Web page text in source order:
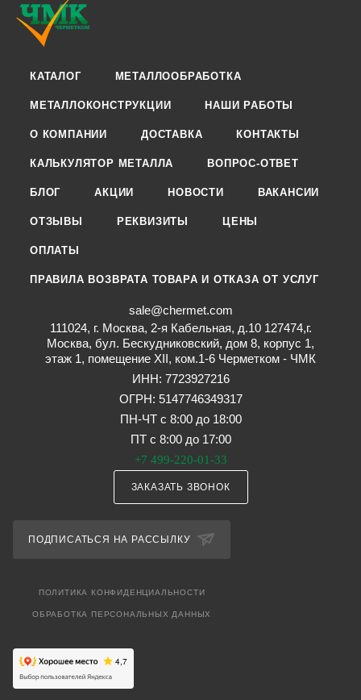
КАТАЛОГ МЕТАЛЛООБРАБОТКА
МЕТАЛЛОКОНСТРУКЦИИ НАШИ РАБОТЫ
О КОМПАНИИ ДОСТАВКА КОНТАКТЫ
КАЛЬКУЛЯТОР МЕТАЛЛА ВОПРОС-ОТВЕТ
БЛОГ АКЦИИ НОВОСТИ ВАКАНСИИ
ОТЗЫВЫ РЕКВИЗИТЫ ЦЕНЫ
ОПЛАТЫ
ПРАВИЛА ВОЗВРАТА ТОВАРА И ОТКАЗА ОТ УСЛУГ
sale@chermet.com
111024, г. Москва, 2-я Кабельная, д.10 127474,г.
Москва, бул. Бескудниковский, дом 8, корпус 1,
этаж 1, помещение XII, ком.1-6 Черметком - ЧМК
ИНН: 7723927216
ОГРН: 5147746349317
ПН-ЧТ с 8:00 до 18:00
ПТ с 8:00 до 17:00
+7 499-220-01-33
ЗАКАЗАТЬ ЗВОНОК
ПОДПИСАТЬСЯ НА РАССЫЛКУ
ПОЛИТИКА КОНФИДЕНЦИАЛЬНОСТИ
ОБРАБОТКА ПЕРСОНАЛЬНЫХ ДАННЫХ